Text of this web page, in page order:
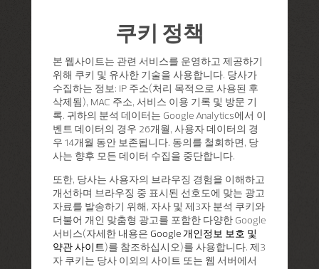
쿠키 정책
본 웹사이트는 관련 서비스를 운영하고 제공하기
위해 쿠키 및 유사한 기술을 사용합니다. 당사가
수집하는 정보: IP 주소(처리 목적으로 사용된 후
삭제됨), MAC 주소, 서비스 이용 기록 및 방문 기
록. 귀하의 분석 데이터는 Google Analytics에서 이
벤트 데이터의 경우 26개월, 사용자 데이터의 경
우 14개월 동안 보존됩니다. 동의를 철회하면, 당
사는 향후 모든 데이터 수집을 중단합니다.
또한, 당사는 사용자의 브라우징 경험을 이해하고
개선하며 브라우징 중 표시된 선호도에 맞는 광고
자료를 발송하기 위해, 자사 및 제3자 분석 쿠키와
더불어 개인 맞춤형 광고를 포함한 다양한 Google
서비스(자세한 내용은 Google 개인정보 보호 및
약관 사이트)를 참조하십시오)를 사용합니다. 제3
자 쿠키는 당사 이외의 사이트 또는 웹 서버에서